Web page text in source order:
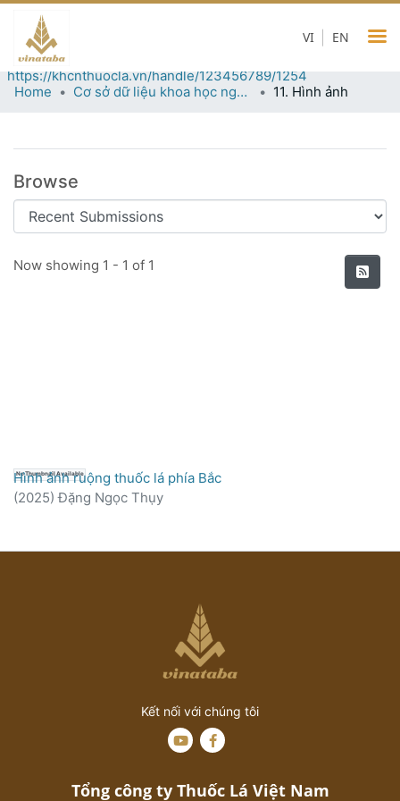
EN
VI
Home Cơ sở dữ liệu khoa học ngành thuốc lá 11. Hình ảnh
11. Hình ảnh
Permanent URI for this collection
https://khcnthuocla.vn/handle/123456789/1254
Browse
Recent Submissions
Now showing 1 - 1 of 1
No Thumbnail Available
Hình ảnh ruộng thuốc lá phía Bắc
(2025)Đặng Ngọc Thụy
Kết nối với chúng tôi
Tổng công ty Thuốc Lá Việt Nam